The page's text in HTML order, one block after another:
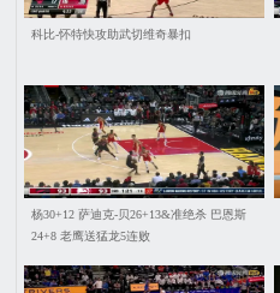
科比-怀特快攻助武切维奇暴扣
杨30+12 萨迪克-贝26+13&准绝杀 巴恩斯
24+8 老鹰送猛龙5连败